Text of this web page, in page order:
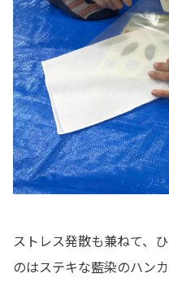
ストレス発散も兼ねて、
のはステキな藍染のハン